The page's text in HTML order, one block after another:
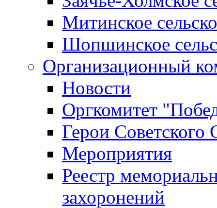
Митинское
Шопшинское
Организационный
Новости
Оргкомитет
Герои Советского
Мероприятия
Реестр
захоронений